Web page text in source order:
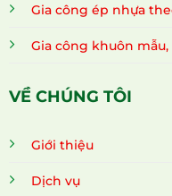
Gia công ép nhựa
Gia công khuôn
VỀ CHÚNG TÔI
Giới thiệu
Dịch vụ